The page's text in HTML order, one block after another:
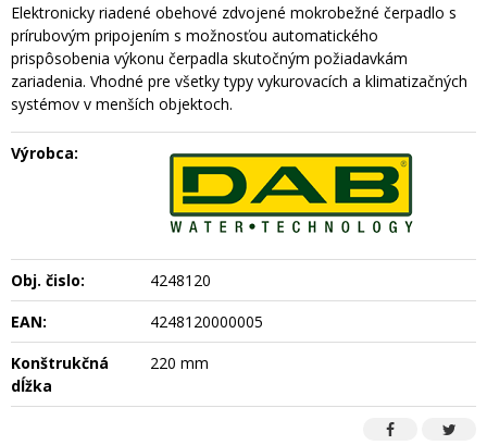
Elektronicky riadené obehové zdvojené mokrobežné čerpadlo s
prírubovým pripojením s možnosťou automatického
prispôsobenia výkonu čerpadla skutočným požiadavkám
zariadenia. Vhodné pre všetky typy vykurovacích a klimatizačných
systémov v menších objektoch.
Výrobca:
Obj. čislo:
4248120
EAN:
4248120000005
Konštrukčná
dĺžka
220 mm